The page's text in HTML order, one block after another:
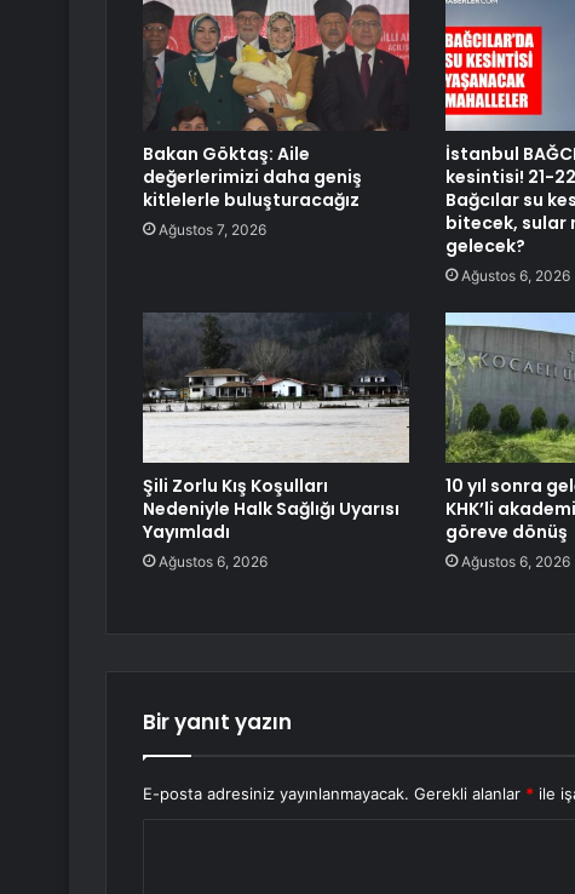
Bakan Göktaş: Aile
değerlerimizi daha geniş
kitlelerle buluşturacağız
Ağustos 7, 2026
İstanbul
kesintisi! 21-
Bağcılar su
bitecek, sular
gelecek?
Ağustos 6, 2026
Şili Zorlu Kış Koşulları
Nedeniyle Halk Sağlığı Uyarısı
Yayımladı
Ağustos 6, 2026
10 yıl sonra
KHK’li
göreve dönüş
Ağustos 6, 2026
Bir yanıt yazın
E-posta adresiniz yayınlanmayacak. Gerekli alanlar * ile